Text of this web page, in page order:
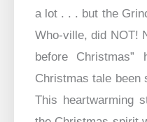
a lot . . . but the
Who-ville, did NOT!
before
Christmas tale been
This heartwarming